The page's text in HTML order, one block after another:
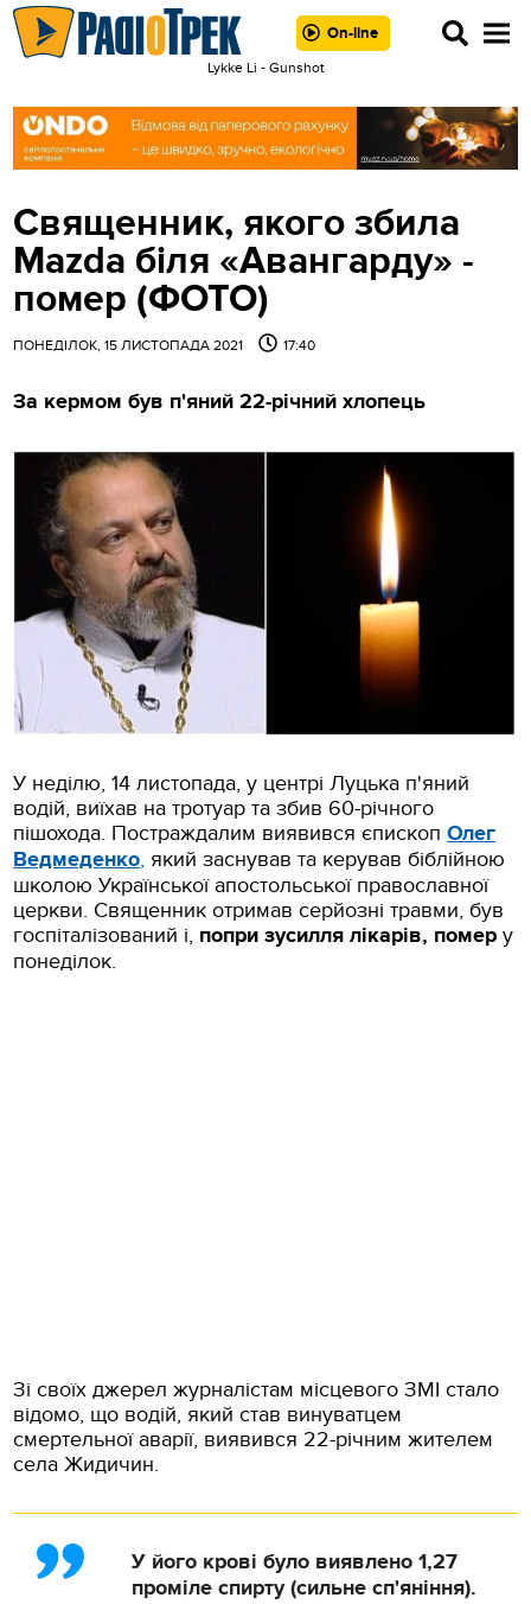
On-line
Lykke Li - Gunshot
Священник, якого збила
Mazda біля «Авангарду» -
помер (ФОТО)
ПОНЕДІЛОК, 15 ЛИСТОПАДА 2021 17:40
За кермом був п'яний 22-річний хлопець
У неділю, 14 листопада, у центрі Луцька п'яний
водій, виїхав на тротуар та збив 60-річного
пішохода. Постраждалим виявився єпископОлег
Ведмеденко, який заснував та керував біблійною
школою Української апостольської православної
церкви. Священник отримав серйозні травми, був
госпіталізований і, попри зусилля лікарів, помер у
понеділок.
Зі своїх джерел журналістам місцевого ЗМІ стало
відомо, що водій, який став винуватцем
смертельної аварії, виявився 22-річним жителем
села Жидичин.
У його крові було виявлено 1,27
проміле спирту (сильне сп'яніння).